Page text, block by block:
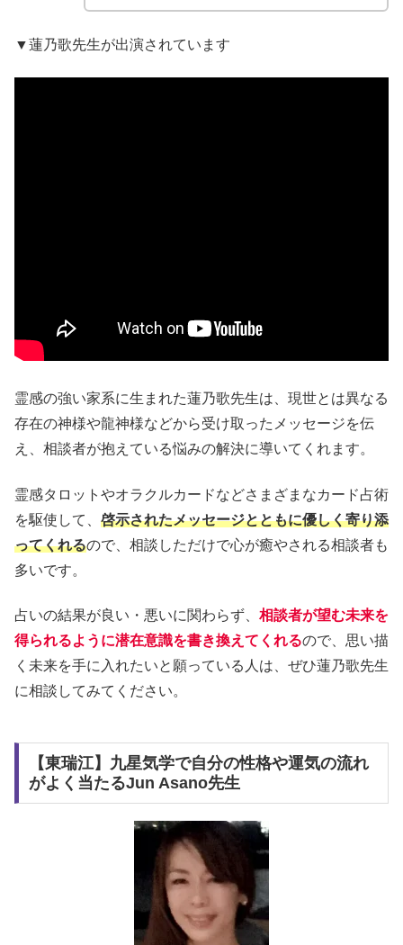
▼蓮乃歌先生が出演されています
霊感の強い家系に生まれた蓮乃歌先生は、現世とは異なる
存在の神様や龍神様などから受け取ったメッセージを伝
え、相談者が抱えている悩みの解決に導いてくれます。
霊感タロットやオラクルカードなどさまざまなカード占術
を駆使して、 啓示されたメッセージとともに優しく寄り添
ってくれるので、相談しただけで心が癒やされる相談者も
多いです。
占いの結果が良い・悪いに関わらず、 相談者が望む未来を
得られるように潜在意識を書き換えてくれるので、思い描
く未来を手に入れたいと願っている人は、ぜひ蓮乃歌先生
に相談してみてください。
【東瑞江】九星気学で自分の性格や運気の流れ
がよく当たるJun Asano先生